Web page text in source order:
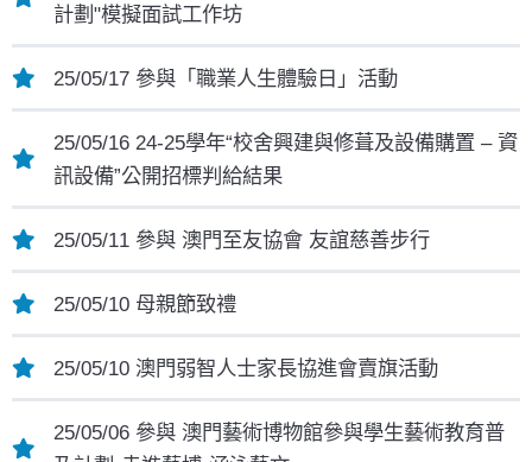
計劃"模擬面試工作坊
25/05/17 參與「職業人生體驗日」活動
25/05/16 24-25學年“校舍興建與修葺及設備購置 – 資
訊設備”公開招標判給結果
25/05/11 參與 澳門至友協會 友誼慈善步行
25/05/10 母親節致禮
25/05/10 澳門弱智人士家長協進會賣旗活動
25/05/06 參與 澳門藝術博物館參與學生藝術教育普